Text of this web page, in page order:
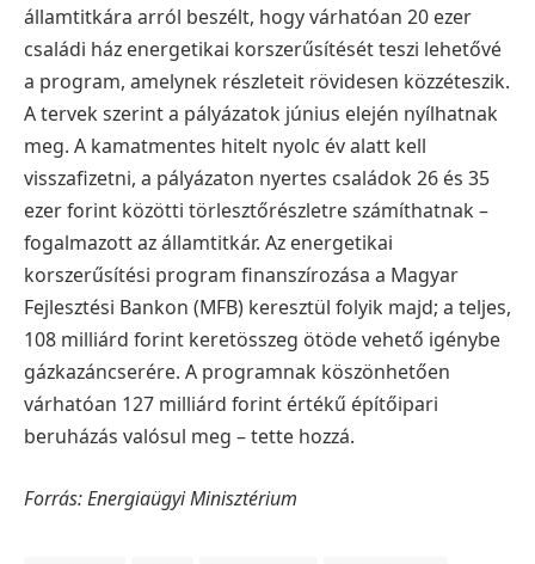
államtitkára arról beszélt, hogy várhatóan 20 ezer
családi ház energetikai korszerűsítését teszi lehetővé
a program, amelynek részleteit rövidesen közzéteszik.
A tervek szerint a pályázatok június elején nyílhatnak
meg. A kamatmentes hitelt nyolc év alatt kell
visszafizetni, a pályázaton nyertes családok 26 és 35
ezer forint közötti törlesztőrészletre számíthatnak –
fogalmazott az államtitkár. Az energetikai
korszerűsítési program finanszírozása a Magyar
Fejlesztési Bankon (MFB) keresztül folyik majd; a teljes,
108 milliárd forint keretösszeg ötöde vehető igénybe
gázkazáncserére. A programnak köszönhetően
várhatóan 127 milliárd forint értékű építőipari
beruházás valósul meg – tette hozzá.
Forrás: Energiaügyi Minisztérium